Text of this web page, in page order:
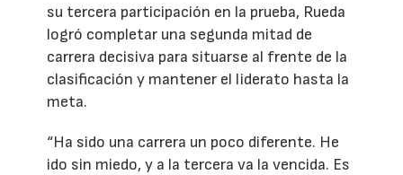
su tercera participación en la prueba, Rueda
logró completar una segunda mitad de
carrera decisiva para situarse al frente de la
clasificación y mantener el liderato hasta la
meta.
“Ha sido una carrera un poco diferente. He
ido sin miedo, y a la tercera va la vencida. Es